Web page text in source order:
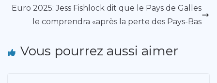
Euro 2025: Jess Fishlock dit que le Pays de Galles
le comprendra «après la perte des Pays-Bas
Vous pourrez aussi aimer